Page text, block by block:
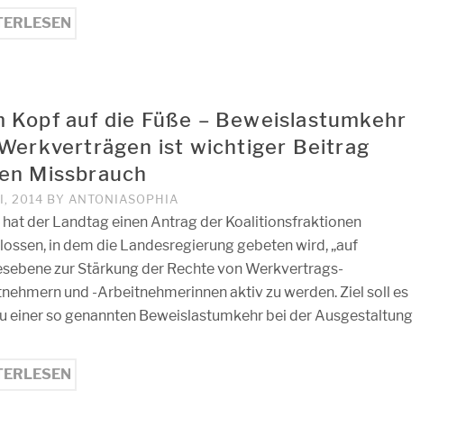
Kopf auf die Füße – Beweislastumkehr
ist wichtiger Beitrag
Missbrauch
2014 BY ANTONIASOPHIA
hat der Landtag einen Antrag der Koalitionsfraktionen
in dem die Landesregierung gebeten wird, „auf
zur Stärkung der Rechte von Werkvertrags-
und -Arbeitnehmerinnen aktiv zu werden. Ziel soll es
einer so genannten Beweislastumkehr bei der Ausgestaltung